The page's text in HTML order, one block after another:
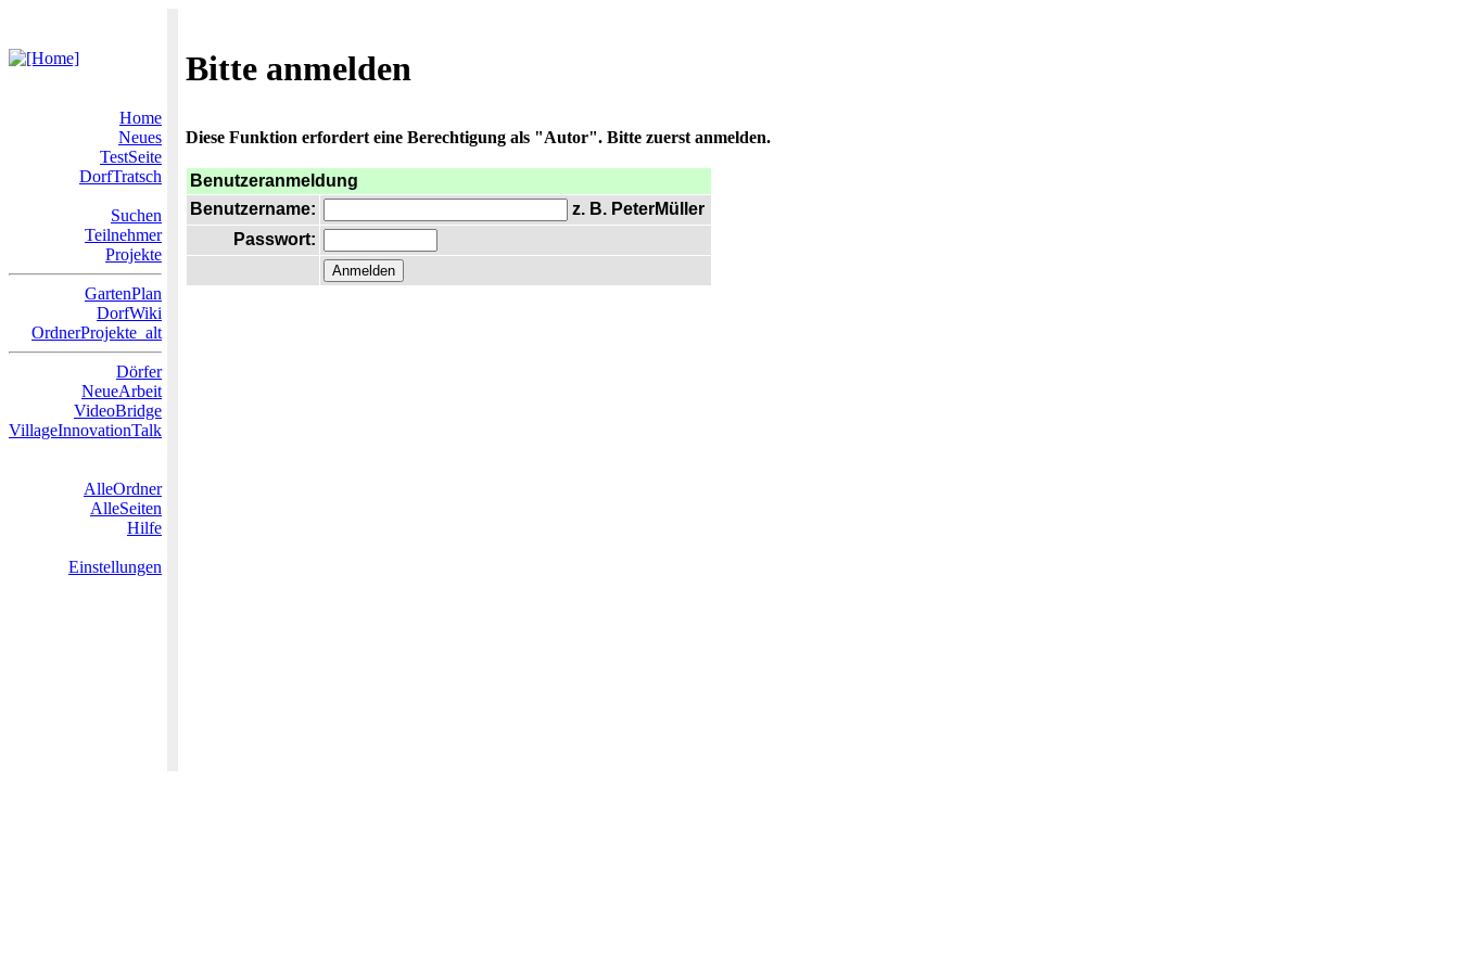
Bitte anmelden
Home
Neues
TestSeite
DorfTratsch
Suchen
Teilnehmer
Projekte
GartenPlan
DorfWiki
OrdnerProjekte_alt
Dörfer
NeueArbeit
VideoBridge
VillageInnovationTalk
AlleOrdner
AlleSeiten
Hilfe
Einstellungen
Diese Funktion erfordert eine Berechtigung als "Autor". Bitte zuerst anmelden.
Benutzeranmeldung
Benutzername:
z. B. PeterMüller
Passwort: